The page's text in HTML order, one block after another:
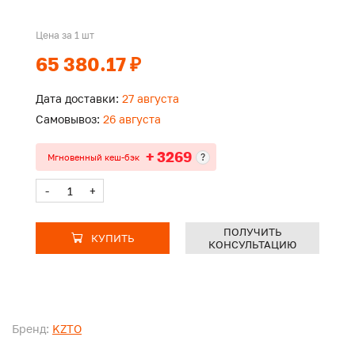
Бренд: KZTO
Цена за 1 шт
65 380.17 ₽
Дата доставки: 27 августа
Самовывоз: 26 августа
Мгновенный кеш-бэк + 3269 ?
- +
КУПИТЬ
ПОЛУЧИТЬ
КОНСУЛЬТАЦИЮ